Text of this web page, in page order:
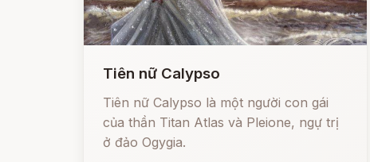
Tiên nữ Calypso
Tiên nữ Calypso là một người con gái
của thần Titan Atlas và Pleione, ngự trị
ở đảo Ogygia.